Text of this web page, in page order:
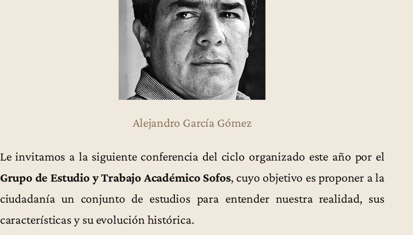
Alejandro García Gómez
Le invitamos a la siguiente conferencia del ciclo organizado este año por el
Grupo de Estudio y Trabajo Académico Sofos, cuyo objetivo es proponer a la
ciudadanía un conjunto de estudios para entender nuestra realidad, sus
características y su evolución histórica.